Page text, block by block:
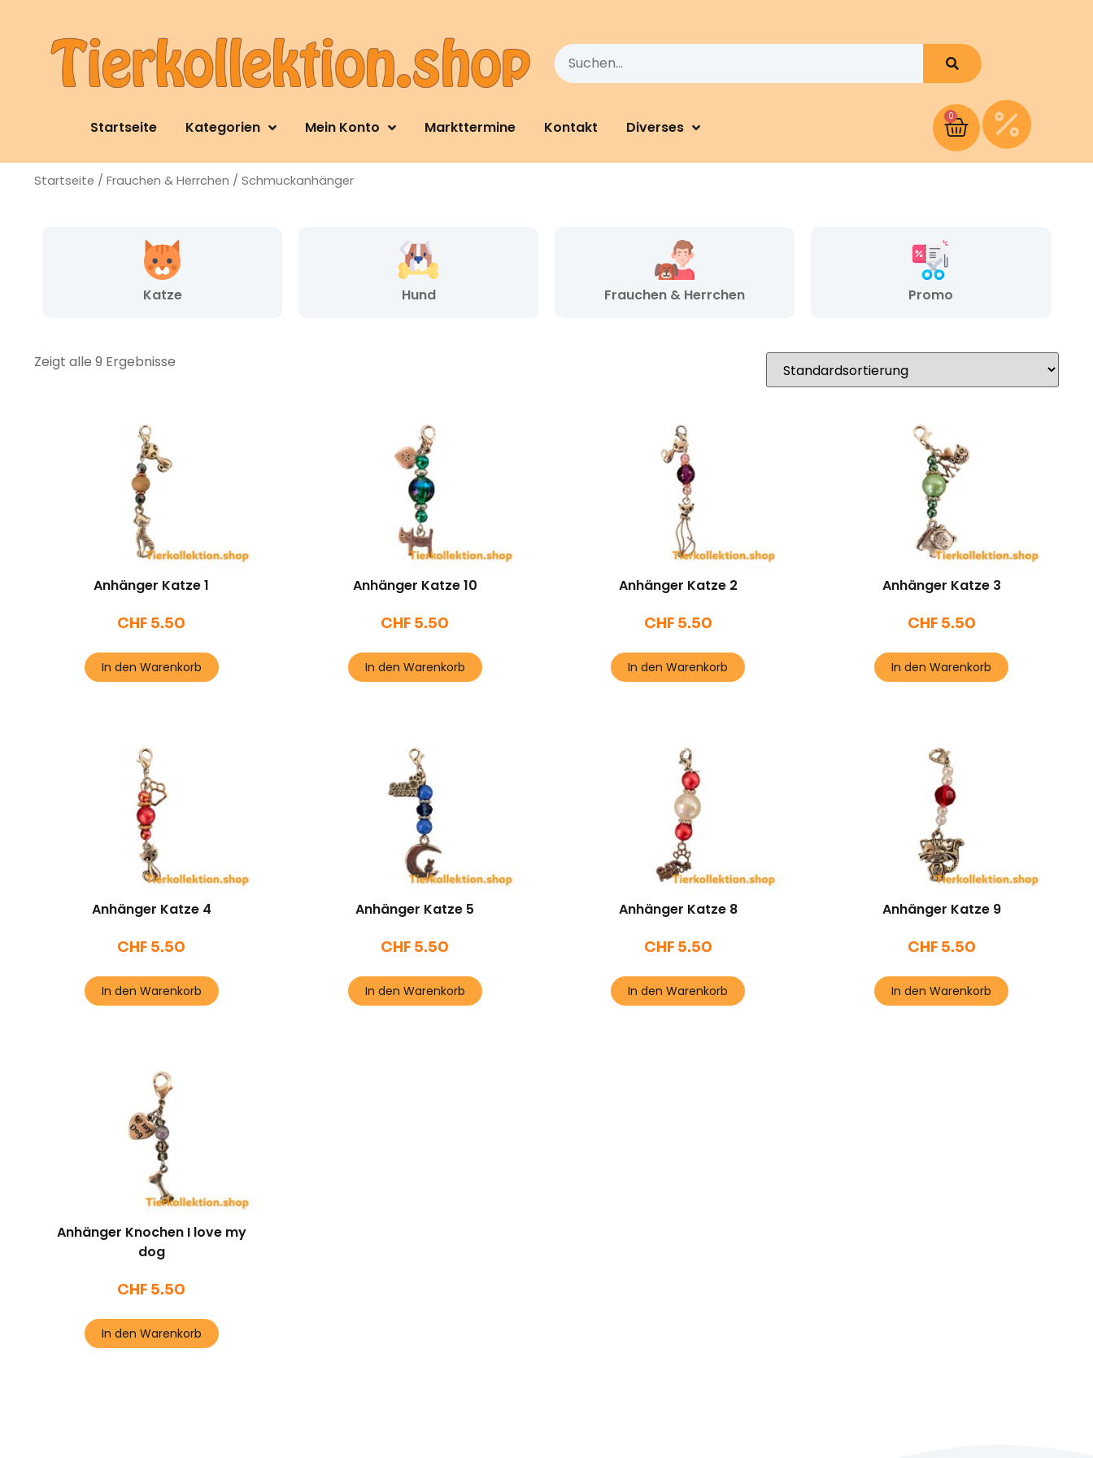
Startseite Kategorien Mein Konto Markttermine Kontakt Diverses
0
Startseite / Frauchen & Herrchen / Schmuckanhänger
Katze Hund Frauchen & Herrchen Promo
Zeigt alle 9 Ergebnisse
Anhänger Katze 1
CHF 5.50
In den Warenkorb
Anhänger Katze 10
CHF 5.50
In den Warenkorb
Anhänger Katze 2
CHF5.50
In den Warenkorb
Anhänger Katze 3
CHF5.50
In den Warenkorb
Anhänger Katze 4
CHF 5.50
In den Warenkorb
Anhänger Katze 5
CHF 5.50
In den Warenkorb
Anhänger Katze 8
CHF5.50
In den Warenkorb
Anhänger Katze 9
CHF5.50
In den Warenkorb
Anhänger Knochen I love my
dog
CHF 5.50
In den Warenkorb